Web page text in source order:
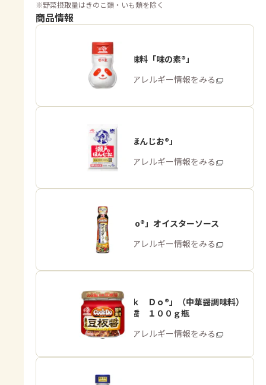
※野菜摂取量はきのこ類・いも類を除く
商品情報
うま味調味料「味の素®」
商品・アレルギー情報をみる
「瀬戸のほんじお®」
商品・アレルギー情報をみる
「Cook Do®」オイスターソース
商品・アレルギー情報をみる
「Ｃｏｏｋ Ｄｏ®」（中華醤調味料）
熟成豆板醤 １００ｇ瓶
商品・アレルギー情報をみる